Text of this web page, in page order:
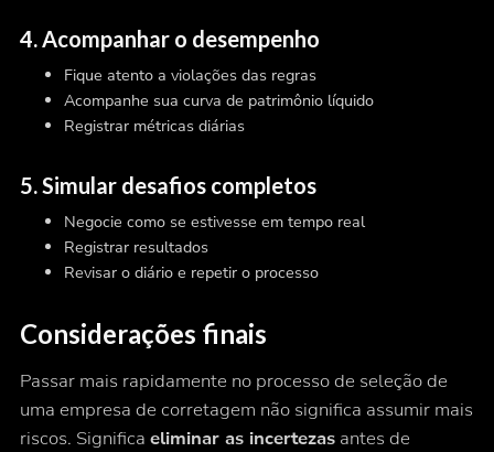
4. Acompanhar o desempenho
Fique atento a violações das regras
Acompanhe sua curva de patrimônio líquido
Registrar métricas diárias
5. Simular desafios completos
Negocie como se estivesse em tempo real
Registrar resultados
Revisar o diário e repetir o processo
Considerações finais
Passar mais rapidamente no processo de seleção de
uma empresa de corretagem não significa assumir mais
riscos. Significa eliminar as incertezasantes de